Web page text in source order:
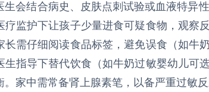
生会结合病史、皮肤点刺试验或血液特异
疗监护下让孩子少量进食可疑食物，观察
长需仔细阅读食品标签，避免误食（如牛
生指导下替代饮食（如牛奶过敏婴幼儿可
。家中需常备肾上腺素笔，以备严重过敏反